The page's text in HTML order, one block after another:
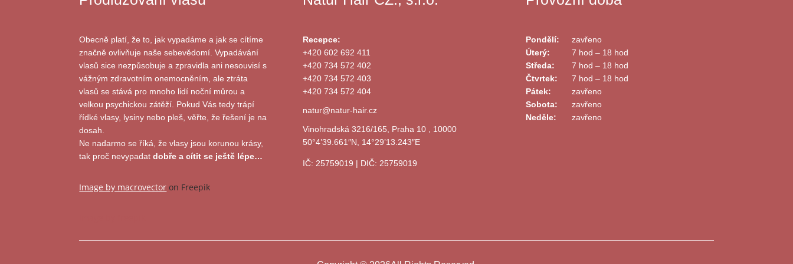
Obecně platí, že to, jak vypadáme a jak se cítíme
značně ovlivňuje naše sebevědomí. Vypadávání
vlasů sice nezpůsobuje a zpravidla ani nesouvisí s
vážným zdravotním onemocněním, ale ztráta
vlasů se stává pro mnoho lidí noční můrou a
velkou psychickou zátěží. Pokud Vás tedy trápí
řídké vlasy, lysiny nebo pleš, věřte, že řešení je na
dosah.
Ne nadarmo se říká, že vlasy jsou korunou krásy,
tak proč nevypadatdobře a cítit se ještě lépe…
Image by macrovector on Freepik
Recepce:
+420 602 692 411
+420 734 572 402
+420 734 572 403
+420 734 572 404
natur@natur-hair.cz
Vinohradská 3216/165, Praha 10 , 10000
50°4’39.661″N, 14°29’13.243″E
IČ: 25759019 | DIČ: 25759019
Pondělí:
zavřeno
Úterý:
7 hod – 18 hod
Středa:
7 hod – 18 hod
Čtvrtek:
7 hod – 18 hod
Pátek:
zavřeno
Sobota:
zavřeno
Neděle:
zavřeno